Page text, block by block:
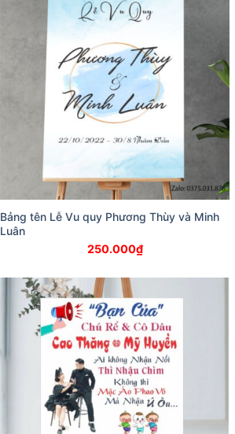
Bảng tên Lễ Vu quy Phương Thùy và Minh
Luân
250.000₫